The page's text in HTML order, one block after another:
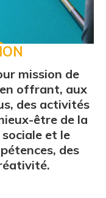
mission de
offrant, aux
des activités
être de la
et le
des